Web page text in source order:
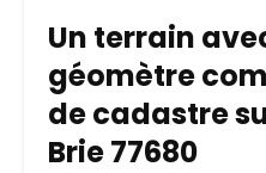
Un terrain
géomètre
de cadastre
Brie 77680